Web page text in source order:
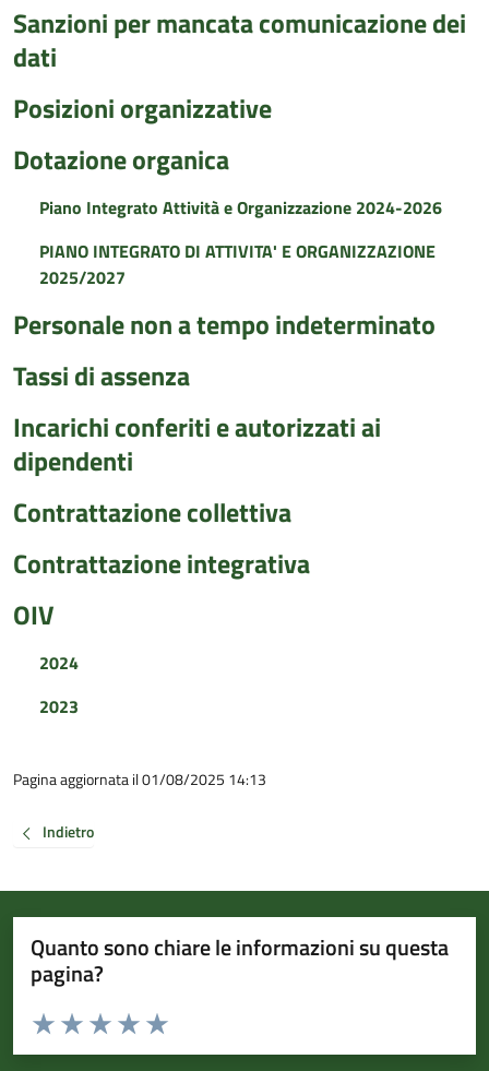
Sanzioni per mancata comunicazione dei
dati
Posizioni organizzative
Dotazione organica
Piano Integrato Attività e Organizzazione 2024-2026
PIANO INTEGRATO DI ATTIVITA' E ORGANIZZAZIONE
2025/2027
Personale non a tempo indeterminato
Tassi di assenza
Incarichi conferiti e autorizzati ai
dipendenti
Contrattazione collettiva
Contrattazione integrativa
OIV
2024
2023
Pagina aggiornata il 01/08/2025 14:13
Indietro
Quanto sono chiare le informazioni su questa
pagina?
Valuta da 1 a 5 stelle la pagina
Valuta 5 stelle su 5
Valuta 4 stelle su 5
Valuta 3 stelle su 5
Valuta 2 stelle su 5
Valuta 1 stelle su 5